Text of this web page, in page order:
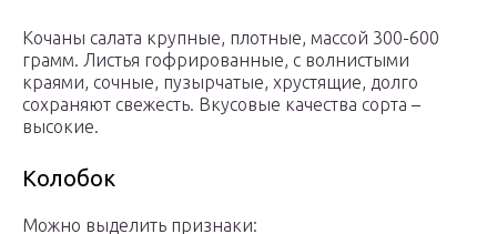
Кочаны салата крупные, плотные, массой 300-600
грамм. Листья гофрированные, с волнистыми
краями, сочные, пузырчатые, хрустящие, долго
сохраняют свежесть. Вкусовые качества сорта –
высокие.
Колобок
Можно выделить признаки: